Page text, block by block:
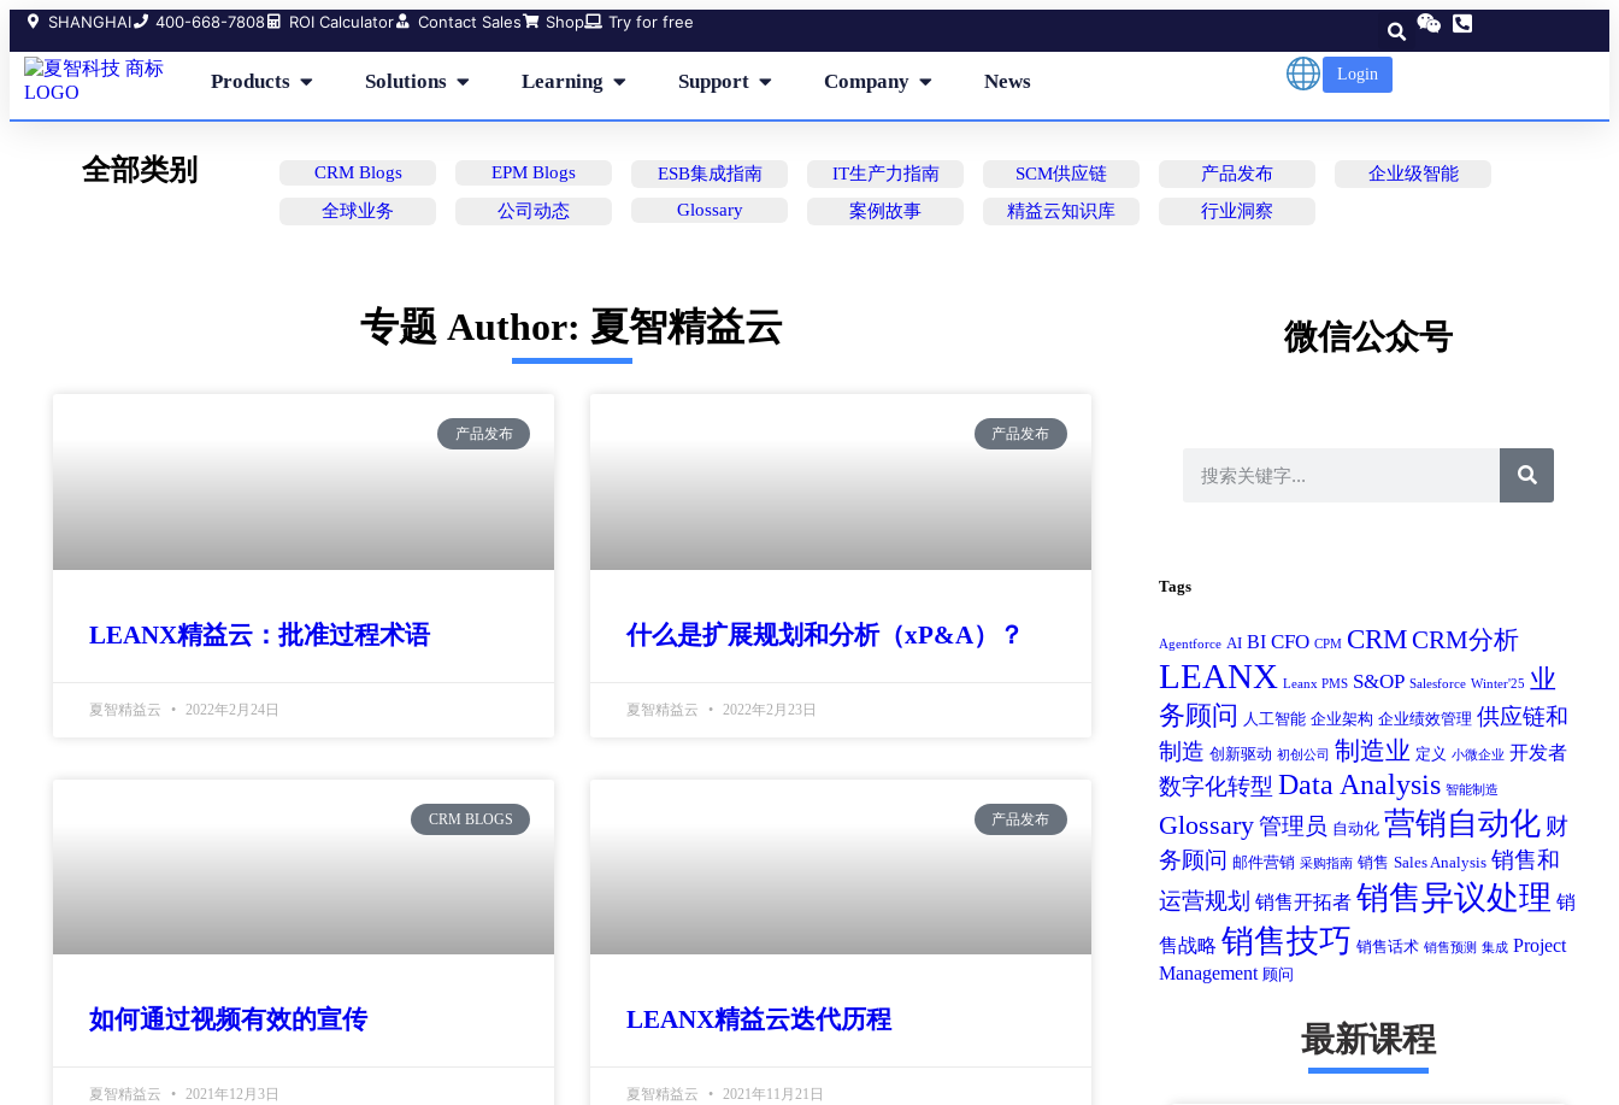
SHANGHAI 400-668-7808 ROI Calculator Contact Sales Shop Try for free
Products Solutions Learning Support Company News Login
全部类别 CRM Blogs EPM Blogs ESB集成指南 IT生产力指南 SCM供应链 产品发布
企业级智能
全球业务
公司动态 Glossary 案例故事 精益云知识库 行业洞察
专题 Author: 夏智精益云
产品发布
LEANX精益云：批准过程术语
夏智精益云 2022年2月24日
产品发布
什么是扩展规划和分析（xP&A）？
夏智精益云 2022年2月23日
CRM BLOGS
如何通过视频有效的宣传
夏智精益云 2021年12月3日
产品发布
LEANX精益云迭代历程
夏智精益云 2021年11月21日
微信公众号
Tags
Agentforce AI BI CFO CPM CRMCRM分析
LEANX Leanx PMS S&OP Salesforce Winter'25 业
务顾问 人工智能 企业架构 企业绩效管理 供应链和
制造 创新驱动 初创公司 制造业 定义 小微企业 开发者
数字化转型 Data Analysis 智能制造
Glossary 管理员 自动化 营销自动化 财
务顾问 邮件营销 采购指南 销售 Sales Analysis 销售和
运营规划 销售开拓者 销售异议处理 销
售战略 销售技巧 销售话术 销售预测 集成 Project
Management 顾问
最新课程